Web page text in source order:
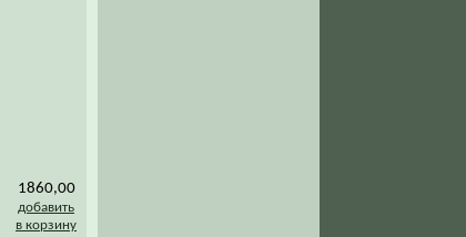
1860,00
добавить
в корзину